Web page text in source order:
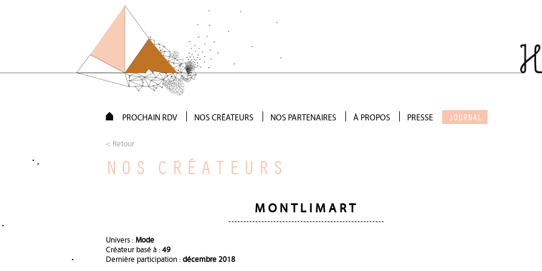
PROCHAIN RDV NOS CRÉATEURS NOS PARTENAIRES
Précieux soutien
Devenir partenaire
À PROPOS PRESSE JOURNAL
< Retour
NOS CRÉATEURS
MONTLIMART
Univers : Mode
Créateur basé à : 49
Dernière participation : décembre 2018